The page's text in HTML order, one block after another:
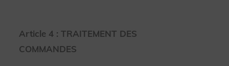
Article 4 : TRAITEMENT DES
COMMANDES